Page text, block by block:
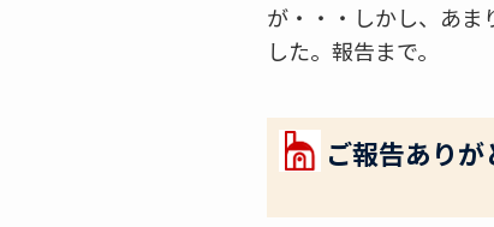
が・・・しかし、あま
した。報告まで。
ご報告ありが